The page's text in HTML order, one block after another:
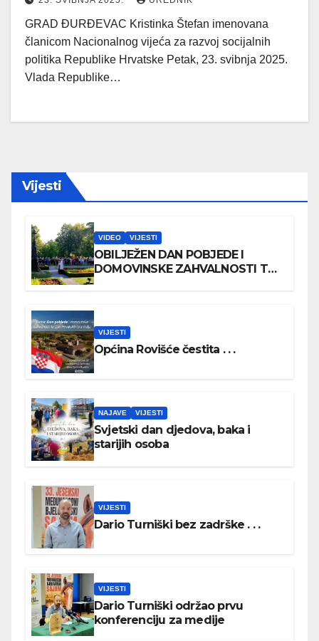
GRAD ĐURĐEVAC Kristinka Štefan imenovana
članicom Nacionalnog vijeća za razvoj socijalnih
politika Republike Hrvatske Petak, 23. svibnja 2025.
Vlada Republike…
Vijesti
VIDEO VIJESTI
OBILJEŽEN DAN POBJEDE I
DOMOVINSKE ZAHVALNOSTI TE
VIJESTI
Općina Rovišće čestita . . .
NAJAVE VIJESTI
Svjetski dan djedova, baka i
starijih osoba
VIJESTI
Dario Turniški bez zadrške . . .
VIJESTI
Dario Turniški održao prvu
konferenciju za medije